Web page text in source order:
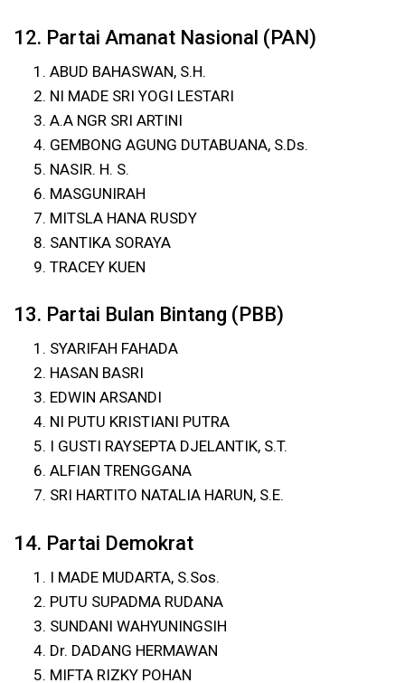
12. Partai Amanat Nasional (PAN)
ABUD BAHASWAN, S.H.
NI MADE SRI YOGI LESTARI
A.A NGR SRI ARTINI
GEMBONG AGUNG DUTABUANA, S.Ds.
NASIR. H. S.
MASGUNIRAH
MITSLA HANA RUSDY
SANTIKA SORAYA
TRACEY KUEN
13. Partai Bulan Bintang (PBB)
SYARIFAH FAHADA
HASAN BASRI
EDWIN ARSANDI
NI PUTU KRISTIANI PUTRA
I GUSTI RAYSEPTA DJELANTIK, S.T.
ALFIAN TRENGGANA
SRI HARTITO NATALIA HARUN, S.E.
14. Partai Demokrat
I MADE MUDARTA, S.Sos.
PUTU SUPADMA RUDANA
SUNDANI WAHYUNINGSIH
Dr. DADANG HERMAWAN
MIFTA RIZKY POHAN